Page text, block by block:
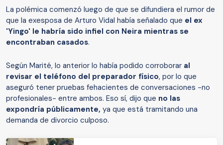
La polémica comenzó luego de que se difundiera el rumor de
que la exesposa de Arturo Vidal había señalado que el ex
'Yingo' le habría sido infiel con Neira mientras se
encontraban casados.
Según Marité, lo anterior lo había podido corroborar al
revisar el teléfono del preparador físico, por lo que
aseguró tener pruebas fehacientes de conversaciones -no
profesionales- entre ambos. Eso sí, dijo que no las
expondría públicamente, ya que está tramitando una
demanda de divorcio culposo.